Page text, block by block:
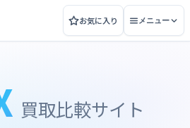
お気に入り メニュー
買取比較サイト